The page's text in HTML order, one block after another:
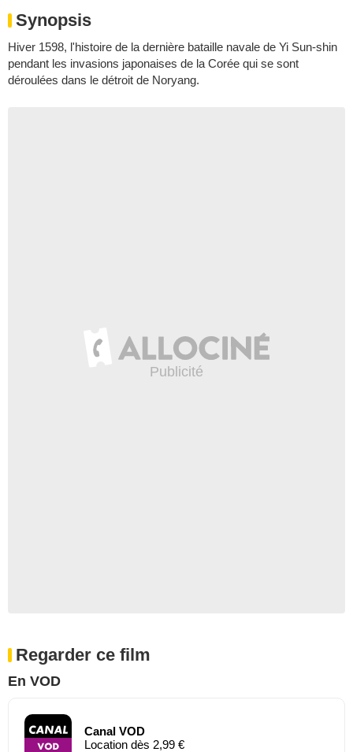
Synopsis
Hiver 1598, l'histoire de la dernière bataille navale de Yi Sun-shin
pendant les invasions japonaises de la Corée qui se sont
déroulées dans le détroit de Noryang.
Regarder ce film
En VOD
Canal VOD
Location dès 2,99 €